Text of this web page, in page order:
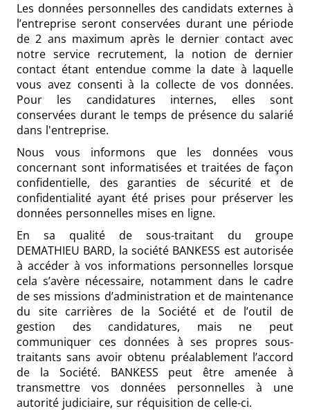
Les données personnelles des candidats externes à
l’entreprise seront conservées durant une période
de 2 ans maximum après le dernier contact avec
notre service recrutement, la notion de dernier
contact étant entendue comme la date à laquelle
vous avez consenti à la collecte de vos données.
Pour les candidatures internes, elles sont
conservées durant le temps de présence du salarié
dans l'entreprise.
Nous vous informons que les données vous
concernant sont informatisées et traitées de façon
confidentielle, des garanties de sécurité et de
confidentialité ayant été prises pour préserver les
données personnelles mises en ligne.
En sa qualité de sous-traitant du groupe
DEMATHIEU BARD, la société BANKESS est autorisée
à accéder à vos informations personnelles lorsque
cela s’avère nécessaire, notamment dans le cadre
de ses missions d’administration et de maintenance
du site carrières de la Société et de l’outil de
gestion des candidatures, mais ne peut
communiquer ces données à ses propres sous-
traitants sans avoir obtenu préalablement l’accord
de la Société. BANKESS peut être amenée à
transmettre vos données personnelles à une
autorité judiciaire, sur réquisition de celle-ci.